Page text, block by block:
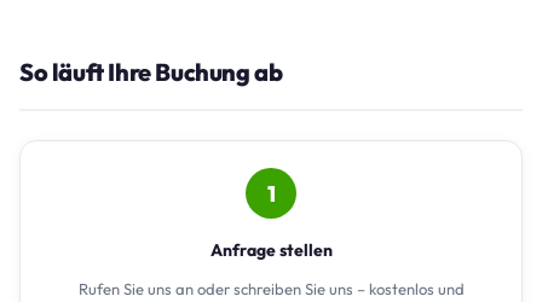
So läuft Ihre Buchung ab
1
Anfrage stellen
Rufen Sie uns an oder schreiben Sie uns – kostenlos und